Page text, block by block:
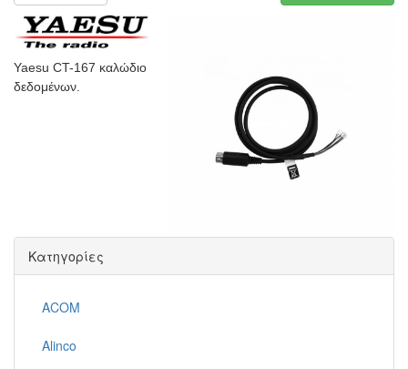
Yaesu CT-167 καλώδιο
δεδομένων.
Κατηγορίες
ACOM
Alinco